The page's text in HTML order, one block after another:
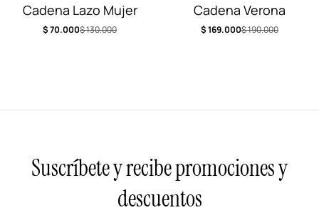
Cadena Lazo Mujer
$130.000
$70.000
Cadena Verona
$190.000
$169.000
Suscríbete y recibe promociones y
descuentos